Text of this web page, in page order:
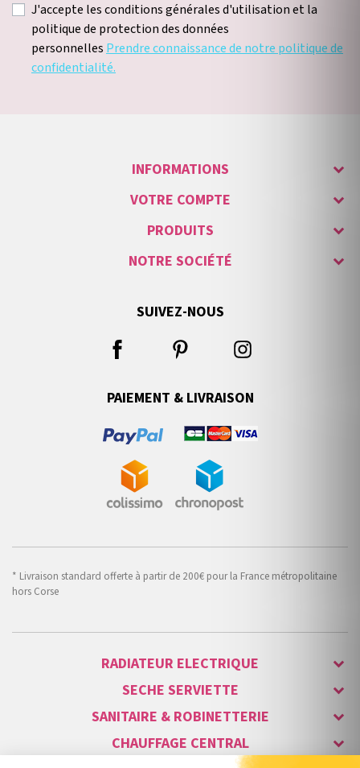
J'accepte les conditions générales d'utilisation et la
politique de protection des données
personnelles Prendre connaissance de notre politique de
confidentialité.
INFORMATIONS
VOTRE COMPTE
PRODUITS
NOTRE SOCIÉTÉ
SUIVEZ-NOUS
PAIEMENT & LIVRAISON
* Livraison standard offerte à partir de 200€ pour la France métropolitaine
hors Corse
RADIATEUR ELECTRIQUE
SECHE SERVIETTE
SANITAIRE & ROBINETTERIE
CHAUFFAGE CENTRAL